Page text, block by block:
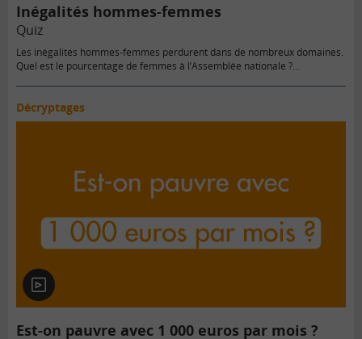
Inégalités hommes-femmes
Quiz
Les inégalités hommes-femmes perdurent dans de nombreux domaines.
Quel est le pourcentage de femmes à l’Assemblée nationale ?…
Décryptages
En
vidéo
Est-on pauvre avec 1 000 euros par mois ?